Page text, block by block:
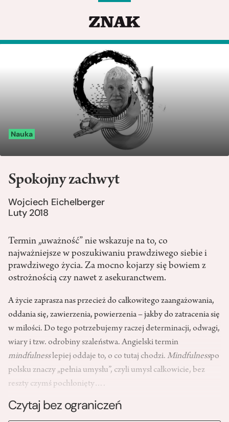
Nauka
Spokojny zachwyt
Wojciech Eichelberger
Luty 2018
Termin „uważność” nie wskazuje na to, co
najważniejsze w poszukiwaniu prawdziwego siebie i
prawdziwego życia. Za mocno kojarzy się bowiem z
ostrożnością czy nawet z asekuranctwem.
A życie zaprasza nas przecież do całkowitego zaangażowania,
oddania się, zawierzenia, powierzenia – jakby do zatracenia się
w miłości. Do tego potrzebujemy raczej determinacji, odwagi,
wiary i tzw. odrobiny szaleństwa. Angielski termin
mindfulnesslepiej oddaje to, o co tutaj chodzi. Mindfulnesspo
polsku znaczy „pełnia umysłu”, czyli umysł całkowicie, bez
reszty czymś pochłonięty….
Czytaj bez ograniczeń